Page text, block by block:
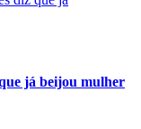
já beijou mulher